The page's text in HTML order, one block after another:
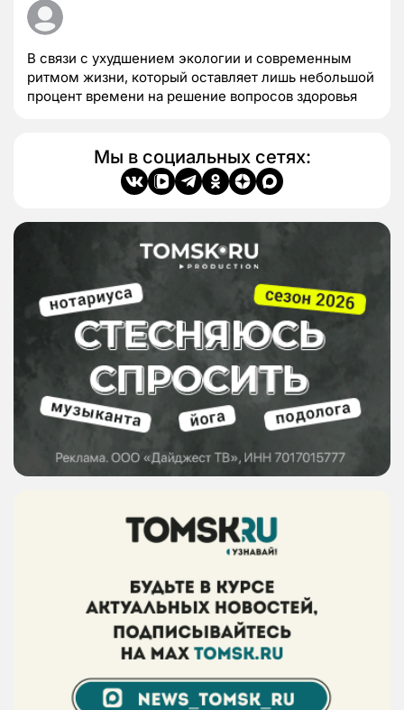
В связи с ухудшением экологии и современным
ритмом жизни, который оставляет лишь небольшой
процент времени на решение вопросов здоровья
Мы в социальных сетях: